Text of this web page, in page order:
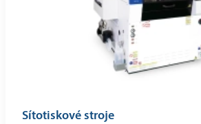
Sítotiskové stroje